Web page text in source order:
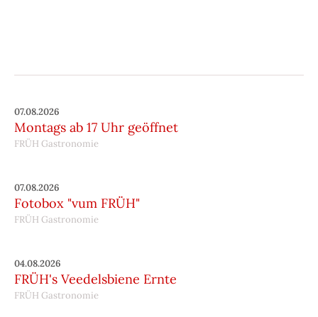
07.08.2026
Montags ab 17 Uhr geöffnet
FRÜH Gastronomie
07.08.2026
Fotobox "vum FRÜH"
FRÜH Gastronomie
04.08.2026
FRÜH's Veedelsbiene Ernte
FRÜH Gastronomie